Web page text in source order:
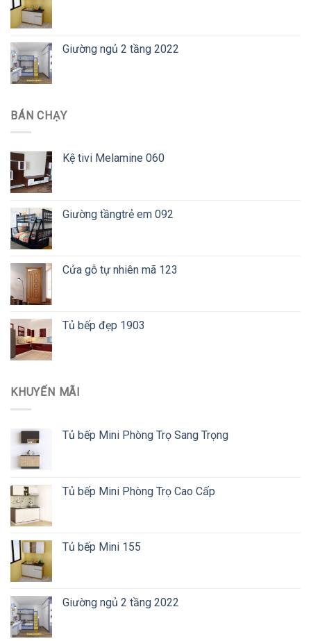
Giường ngủ 2 tầng 2022
BÁN CHẠY
Kệ tivi Melamine 060
Giường tầngtrẻ em 092
Cửa gỗ tự nhiên mã 123
Tủ bếp đẹp 1903
KHUYẾN MÃI
Tủ bếp Mini Phòng Trọ Sang Trọng
Tủ bếp Mini Phòng Trọ Cao Cấp
Tủ bếp Mini 155
Giường ngủ 2 tầng 2022